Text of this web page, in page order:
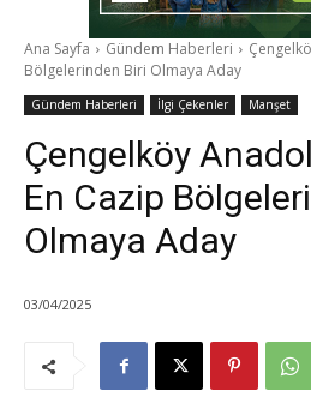
Ana Sayfa Gündem Haberleri
Bölgelerinden Biri Olmaya Aday
Gündem Haberleri İlgi Çekenler Manşet
Çengelköy
En Cazip
Olmaya Aday
03/04/2025